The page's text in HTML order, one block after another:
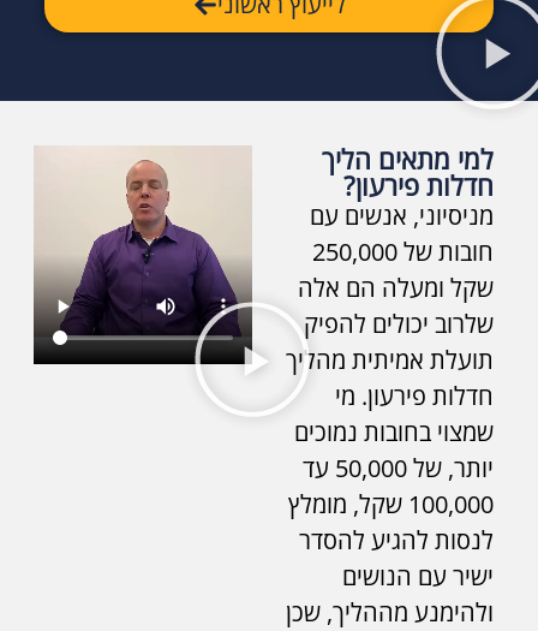
למי מתאים הליך
חדלות פירעון?
מניסיוני, אנשים עם
חובות של 250,000
שקל ומעלה הם אלה
שלרוב יכולים להפיק
תועלת אמיתית מהליך
חדלות פירעון. מי
שמצוי בחובות נמוכים
יותר, של 50,000 עד
100,000 שקל, מומלץ
לנסות להגיע להסדר
ישיר עם הנושים
ולהימנע מההליך, שכן